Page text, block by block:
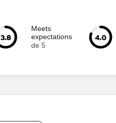
3.8
Meets
expectations
de 5
4.0